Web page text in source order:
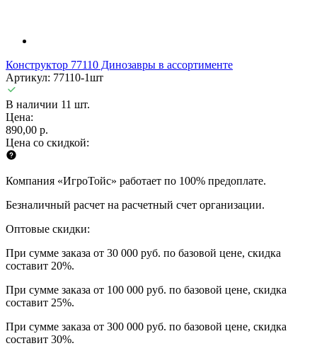
Конструктор 77110 Динозавры в ассортименте
Артикул: 77110-1шт
В наличии 11 шт.
Цена:
890,00 р.
Цена со скидкой:
Компания «ИгроТойс» работает по 100% предоплате.
Безналичный расчет на расчетный счет организации.
Оптовые скидки:
При сумме заказа от 30 000 руб. по базовой цене, скидка
составит 20%.
При сумме заказа от 100 000 руб. по базовой цене, скидка
составит 25%.
При сумме заказа от 300 000 руб. по базовой цене, скидка
составит 30%.